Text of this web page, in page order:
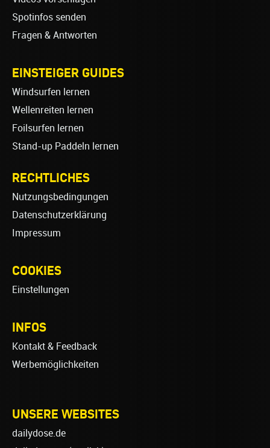
Spotinfos senden
Fragen & Antworten
EINSTEIGER GUIDES
Windsurfen lernen
Wellenreiten lernen
Foilsurfen lernen
Stand-up Paddeln lernen
RECHTLICHES
Nutzungsbedingungen
Datenschutzerklärung
Impressum
COOKIES
Einstellungen
INFOS
Kontakt & Feedback
Werbemöglichkeiten
UNSERE WEBSITES
dailydose.de